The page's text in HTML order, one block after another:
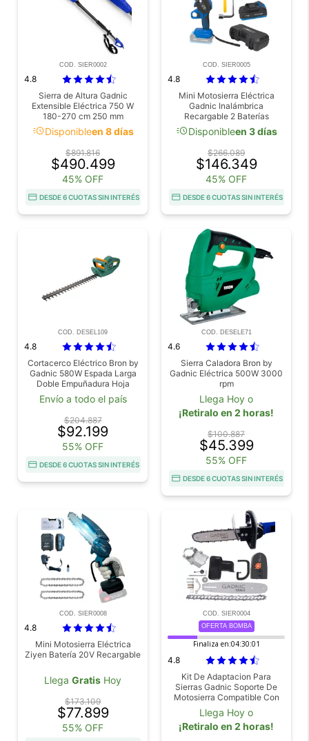
COD. SIER0002
4.8
Sierra de Altura Gadnic
Extensible Eléctrica 750 W
180-270 cm 250 mm
acuteDisponibleen 8 días
$891.816
$490.499
45% OFF
DESDE 6 CUOTAS SIN INTERÉS
COD. SIER0005
4.8
Mini Motosierra Eléctrica
Gadnic Inalámbrica
Recargable 2 Baterías
acuteDisponibleen 3 días
$266.089
$146.349
45% OFF
DESDE 6 CUOTAS SIN INTERÉS
COD. DESEL109
4.8
Cortacerco Eléctrico Bron by
Gadnic 580W Espada Larga
Doble Empuñadura Hoja
Acero Corte Preciso
Envío a todo el país
$204.887
$92.199
55% OFF
DESDE 6 CUOTAS SIN INTERÉS
COD. DESELE71
4.6
Sierra Caladora Bron by
Gadnic Eléctrica 500W 3000
rpm
Llega Hoy o
¡Retiralo en 2 horas!
$100.887
$45.399
55% OFF
DESDE 6 CUOTAS SIN INTERÉS
COD. SIER0008
4.8
Mini Motosierra Eléctrica
Ziyen Batería 20V Recargable
Llega Gratis Hoy
$173.109
$77.899
55% OFF
COD. SIER0004
OFERTA BOMBA
Finaliza en:04:30:01
4.8
Kit De Adaptacion Para
Sierras Gadnic Soporte De
Motosierra Compatible Con
Amoladoras Para Poda
Jardineria Y Corte De Ramas
Llega Hoy o
¡Retiralo en 2 horas!